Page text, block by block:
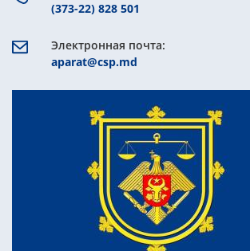
(373-22) 828 501
Электронная почта:
aparat@csp.md